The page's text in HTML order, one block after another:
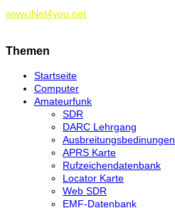
www.iNet4you.net
Themen
Startseite
Computer
Amateurfunk
SDR
DARC Lehrgang
Ausbreitungsbedinungen
APRS Karte
Rufzeichendatenbank
Locator Karte
Web SDR
EMF-Datenbank